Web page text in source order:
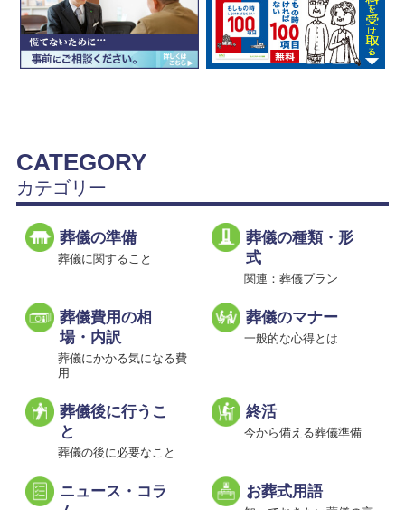
CATEGORY
カテゴリー
葬儀の準備
葬儀に関すること
葬儀の種類・形
式
関連：葬儀プラン
葬儀費用の相
場・内訳
葬儀にかかる気になる費
用
葬儀のマナー
一般的な心得とは
葬儀後に行うこ
と
葬儀の後に必要なこと
終活
今から備える葬儀準備
ニュース・コラ
お葬式用語